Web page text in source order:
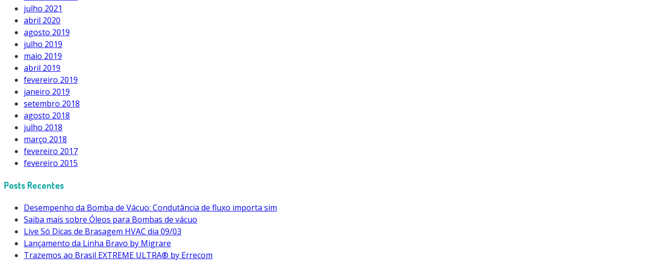
julho 2021
abril 2020
agosto 2019
julho 2019
maio 2019
abril 2019
fevereiro 2019
janeiro 2019
setembro 2018
agosto 2018
julho 2018
março 2018
fevereiro 2017
fevereiro 2015
Posts Recentes
Desempenho da Bomba de Vácuo: Condutância de fluxo importa sim
Saiba mais sobre Óleos para Bombas de vácuo
Live Só Dicas de Brasagem HVAC dia 09/03
Lançamento da Linha Bravo by Migrare
Trazemos ao Brasil EXTREME ULTRA® by Errecom